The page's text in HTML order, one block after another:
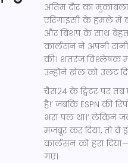
अंतिम दौर का
एरिगाइसी के हमले में
और बिशप के साथ
कार्लसन ने अपनी
की। शतरंज विश्लेषक
उन्होंने खेल को उलट
चैस24 के ट्विटर पर
है!’ जबकि ESPN की
भरा पल था।’ लेकिन
मजबूर कर दिया, तो वे
कार्लसन को हरा
गए।